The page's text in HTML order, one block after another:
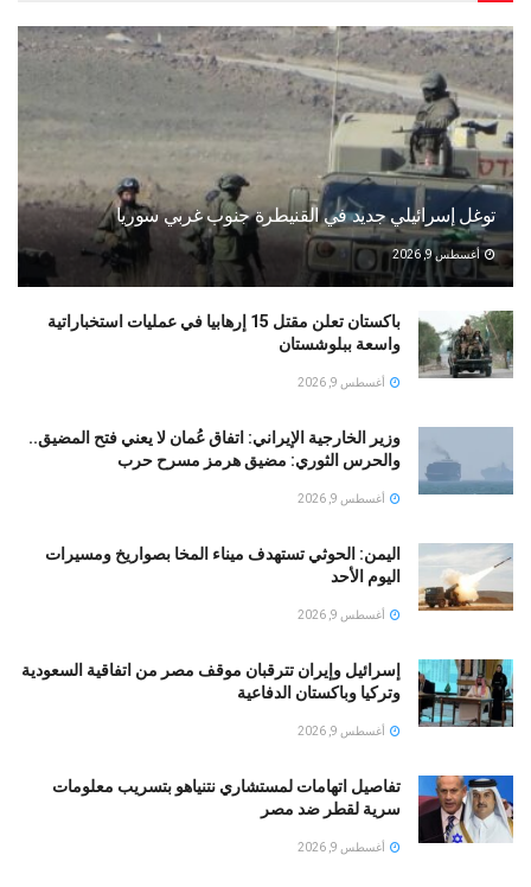
توغل إسرائيلي جديد في القنيطرة جنوب غربي سوريا
أغسطس 9, 2026
باكستان تعلن مقتل 15 إرهابيا في عمليات استخباراتية
واسعة ببلوشستان
أغسطس 9, 2026
وزير الخارجية الإيراني: اتفاق عُمان لا يعني فتح المضيق..
والحرس الثوري: مضيق هرمز مسرح حرب
أغسطس 9, 2026
اليمن: الحوثي تستهدف ميناء المخا بصواريخ ومسيرات
اليوم الأحد
أغسطس 9, 2026
إسرائيل وإيران تترقبان موقف مصر من اتفاقية السعودية
وتركيا وباكستان الدفاعية
أغسطس 9, 2026
تفاصيل اتهامات لمستشاري نتنياهو بتسريب معلومات
سرية لقطر ضد مصر
أغسطس 9, 2026